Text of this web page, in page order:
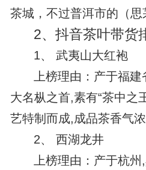
茶城，不过普洱市的（思
2、抖音茶叶带货
1、 武夷山大红袍
上榜理由：产于福
大名枞之首,素有“茶中之
艺特制而成,成品茶香气浓
2、 西湖龙井
上榜理由：产于杭